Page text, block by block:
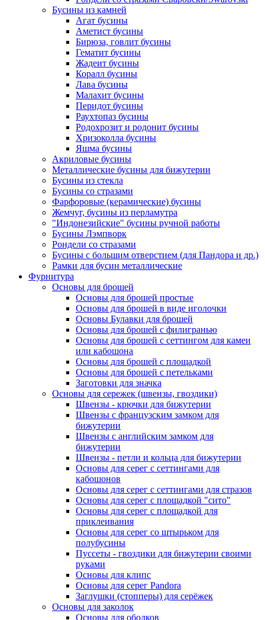
Бусины из камней
Агат бусины
Аметист бусины
Бирюза, говлит бусины
Гематит бусины
Жадеит бусины
Коралл бусины
Лава бусины
Малахит бусины
Перидот бусины
Раухтопаз бусины
Родохрозит и родонит бусины
Хризоколла бусины
Яшма бусины
Акриловые бусины
Металлические бусины для бижутерии
Бусины из стекла
Бусины со стразами
Фарфоровые (керамические) бусины
Жемчуг, бусины из перламутра
"Индонезийские" бусины ручной работы
Бусины Лэмпворк
Рондели со стразами
Бусины с большим отверстием (для Пандора и др.)
Рамки для бусин металлические
Фурнитура
Основы для брошей
Основы для брошей простые
Основы для брошей в виде иголочки
Основы Булавки для брошей
Основы для брошей с филигранью
Основы для брошей с сеттингом для камеи
или кабошона
Основы для брошей с площадкой
Основы для брошей с петельками
Заготовки для значка
Основы для сережек (швензы, гвоздики)
Швензы - крючки для бижутерии
Швензы с французским замком для
бижутерии
Швензы с английским замком для
бижутерии
Швензы - петли и кольца для бижутерии
Основы для серег с сеттингами для
кабошонов
Основы для серег с сеттингами для стразов
Основы для серег с площадкой "сито"
Основы для серег с площадкой для
приклеивания
Основы для серег со штырьком для
полубусины
Пуссеты - гвоздики для бижутерии своими
руками
Основы для клипс
Основы для серег Pandora
Заглушки (стопперы) для серёжек
Основы для заколок
Основы для ободков